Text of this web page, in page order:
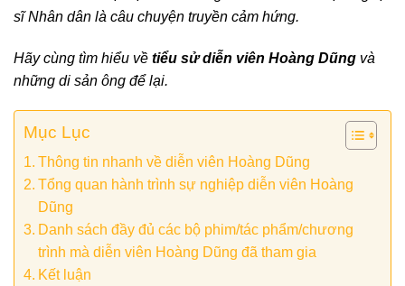
sĩ Nhân dân là câu chuyện truyền cảm hứng.
Hãy cùng tìm hiểu về tiểu sử diễn viên Hoàng Dũng và
những di sản ông để lại.
Mục Lục
Thông tin nhanh về diễn viên Hoàng Dũng
Tổng quan hành trình sự nghiệp diễn viên Hoàng
Dũng
Danh sách đầy đủ các bộ phim/tác phẩm/chương
trình mà diễn viên Hoàng Dũng đã tham gia
Kết luận